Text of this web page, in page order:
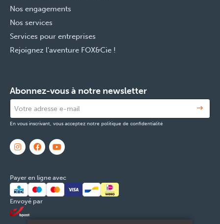
Nos engagements
Nos services
Services pour entreprises
Rejoignez l'aventure FOX&Cie !
Abonnez-vous à notre newsletter
En vous inscrivant, vous acceptez notre politique de confidentialité
Payer en ligne avec
Envoyé par